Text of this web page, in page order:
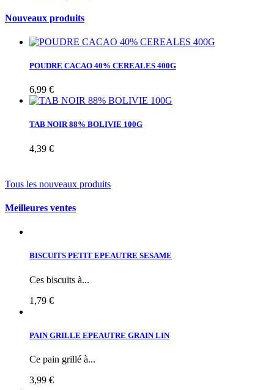
Nouveaux produits
POUDRE CACAO 40% CEREALES 400G
6,99 €
TAB NOIR 88% BOLIVIE 100G
4,39 €
Tous les nouveaux produits
Meilleures ventes
BISCUITS PETIT EPEAUTRE SESAME
Ces biscuits à...
1,79 €
PAIN GRILLE EPEAUTRE GRAIN LIN
Ce pain grillé à...
3,99 €